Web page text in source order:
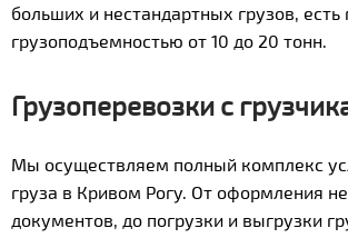
больших и нестандартных грузов, есть
грузоподъемностью от 10 до 20 тонн.
Грузоперевозки с
Мы осуществляем полный комплекс
груза в Кривом Рогу. От оформления
документов, до погрузки и выгрузки